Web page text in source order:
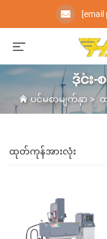
[email
ဒိုင်း-
ပင်မစာမျက်နှာ >
ထုတ်ကုန်အားလုံး